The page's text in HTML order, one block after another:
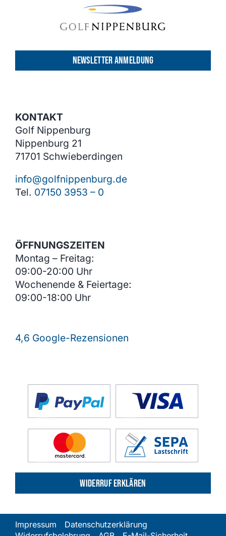
NEWSLETTER ANMELDUNG
KONTAKT
Golf Nippenburg
Nippenburg 21
71701 Schwieberdingen
info@golfnippenburg.de
Tel. 07150 3953 – 0
ÖFFNUNGSZEITEN
Montag – Freitag:
09:00-20:00 Uhr
Wochenende & Feiertage:
09:00-18:00 Uhr
4,6 Google-Rezensionen
Widerruf erklären
Impressum
Datenschutzerklärung